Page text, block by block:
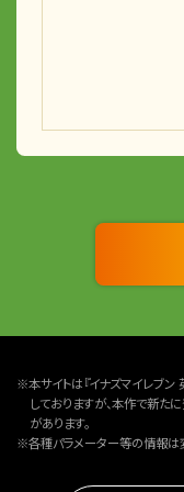
※本サイトは『イナズマイレブン
しておりますが、本作で新た
があります。
※各種パラメーター等の情報は